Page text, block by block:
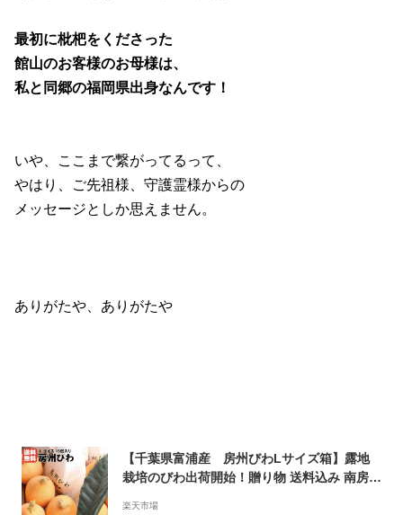
最初に枇杷をくださった
館山のお客様のお母様は、
私と同郷の福岡県出身なんです！
いや、ここまで繋がってるって、
やはり、ご先祖様、守護霊様からの
メッセージとしか思えません。
ありがたや、ありがたや
【千葉県富浦産 房州びわLサイズ箱】露地
栽培のびわ出荷開始！贈り物 送料込み 南房総
楽天市場